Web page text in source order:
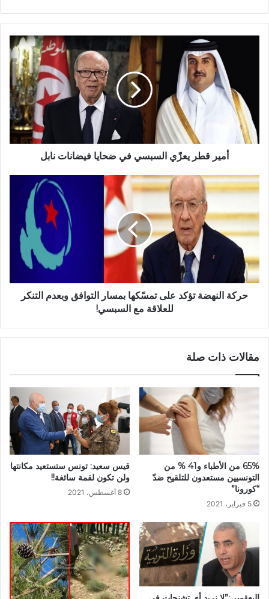
أمير قطر يعزّي السبسي في ضحايا فيضانات نابل
حركة النهضة تؤكد على تمسّكها بمسار التوافق وبعدم التنكر
للعلاقة مع السبسي!
مقالات ذات صلة
65% من الأطباء و41 % من
التونسيين مستعدون للتلقيح ضدّ
“كورونا”
5 فبراير، 2021
قيس سعيد: تونس ستستعيد مكانتها
ولن تكون لقمة سائغة!!
8 أغسطس، 2021